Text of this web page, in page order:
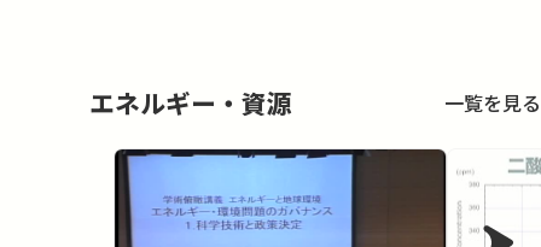
エネルギー・資源 一覧を見る